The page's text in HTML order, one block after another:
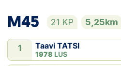
M45 21 KP 5,25km
1 Taavi TATSI
1978 LUS